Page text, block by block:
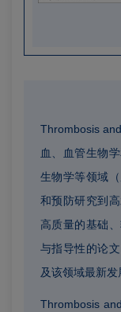
Thrombosis
血、血管生物
生物学等领域
和预防研究到
高质量的基础
与指导性的论
及该领域最新
Thrombosis